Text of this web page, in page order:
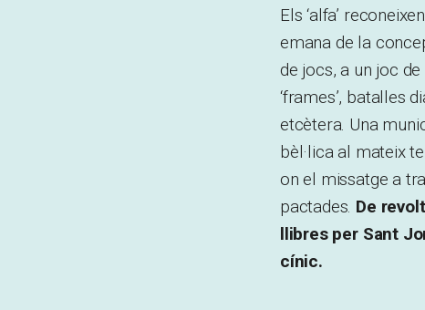
Els ‘alfa’
emana de la
de jocs, a un joc
‘frames’, batalles
etcètera. Una
bèl·lica al mateix
on el missatge a
pactades. De
llibres per Sant
cínic.